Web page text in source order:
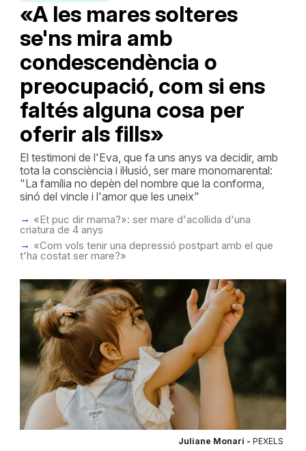
«A les mares solteres
se'ns mira amb
condescendència o
preocupació, com si ens
faltés alguna cosa per
oferir als fills»
El testimoni de l'Eva, que fa uns anys va decidir, amb
tota la consciència i il·lusió, ser mare monomarental:
"La família no depèn del nombre que la conforma,
sinó del vincle i l'amor que les uneix"
«Et puc dir mama?»: ser mare d'acollida d'una
criatura de 4 anys
«Com vols tenir una depressió postpart amb el que
t'ha costat ser mare?»
Juliane Monari - PEXELS